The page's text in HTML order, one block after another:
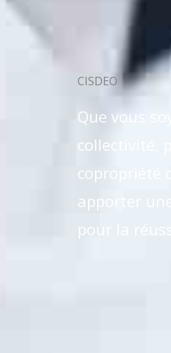
CISDEO
Que vous
collectivité,
copropriété
apporter
pour la